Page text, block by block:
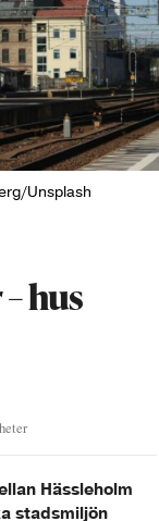
Unsplash
hus
Hässleholm
stadsmiljön